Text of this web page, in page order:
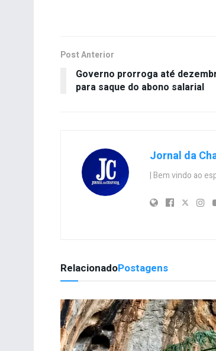
Post Anterior
Governo prorroga até
para saque do abono salarial
Jornal da
| Bem vindo ao
RelacionadoPostagens